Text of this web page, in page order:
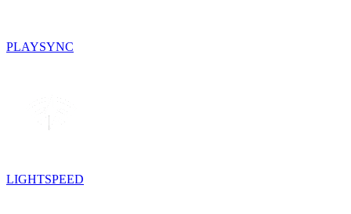
PLAYSYNC
LIGHTSPEED